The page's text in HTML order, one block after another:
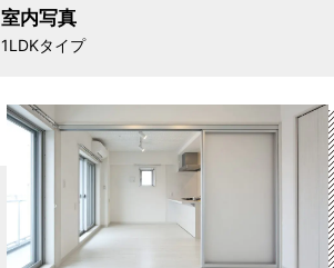
室内写真
1LDKタイプ